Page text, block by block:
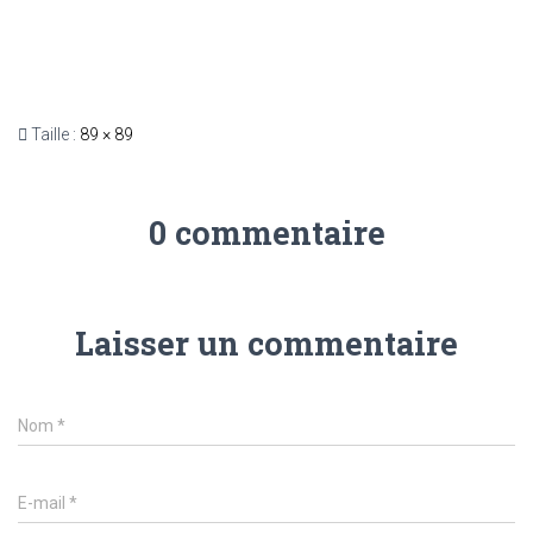
Taille : 89 × 89
0 commentaire
Laisser un commentaire
Nom *
E-mail *